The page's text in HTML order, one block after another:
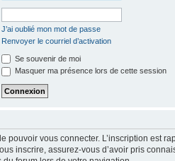
J’ai oublié mon mot de passe
Renvoyer le courriel d’activation
Se souvenir de moi
Masquer ma présence lors de cette session
pouvoir vous connecter. L’inscription est
inscrire, assurez-vous d’avoir pris